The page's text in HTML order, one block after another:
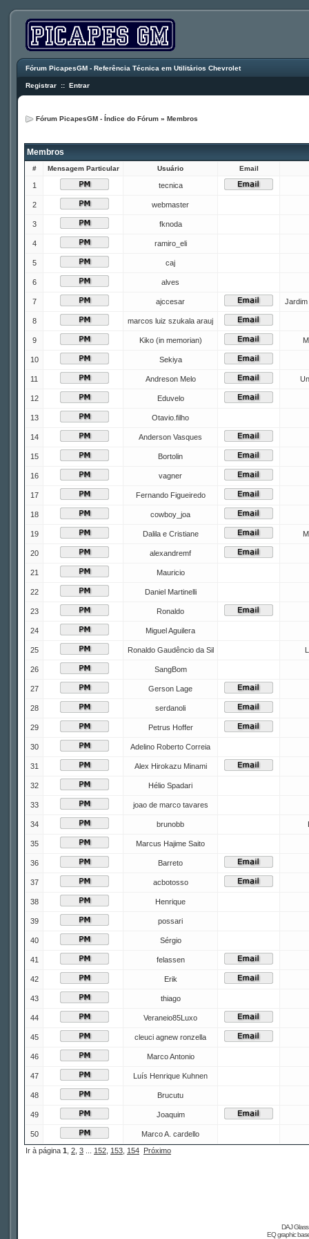
Fórum PicapesGM - Referência Técnica em Utilitários Chevrolet
Registrar :: Entrar
Fórum PicapesGM - Índice do Fórum » Membros
Membros
# Mensagem Particular Usuário Email
1 tecnica
2 webmaster
3 fknoda
4 ramiro_eli
5 caj
6 alves
7 ajccesar
8 marcos luiz szukala arauj
9 Kiko (in memorian)
10 Sekiya
11 Andreson Melo
12 Eduvelo
13 Otavio.filho
14 Anderson Vasques
15 Bortolin
16 vagner
17 Fernando Figueiredo
18 cowboy_joa
19 Dalila e Cristiane
20 alexandremf
21 Mauricio
22 Daniel Martinelli
23 Ronaldo
24 Miguel Aguilera
25 Ronaldo Gaudêncio da Sil
26 SangBom
27 Gerson Lage
28 serdanoli
29 Petrus Hoffer
30 Adelino Roberto Correia
31 Alex Hirokazu Minami
32 Hélio Spadari
33 joao de marco tavares
34 brunobb
35 Marcus Hajime Saito
36 Barreto
37 acbotosso
38 Henrique
39 possari
40 Sérgio
41 felassen
42 Erik
43 thiago
44 Veraneio85Luxo
45 cleuci agnew ronzella
46 Marco Antonio
47 Luís Henrique Kuhnen
48 Brucutu
49 Joaquim
50
Marco A. cardello
Ir à página 1 2 3 152 153 154 Próximo
DAJ
EQ graphic